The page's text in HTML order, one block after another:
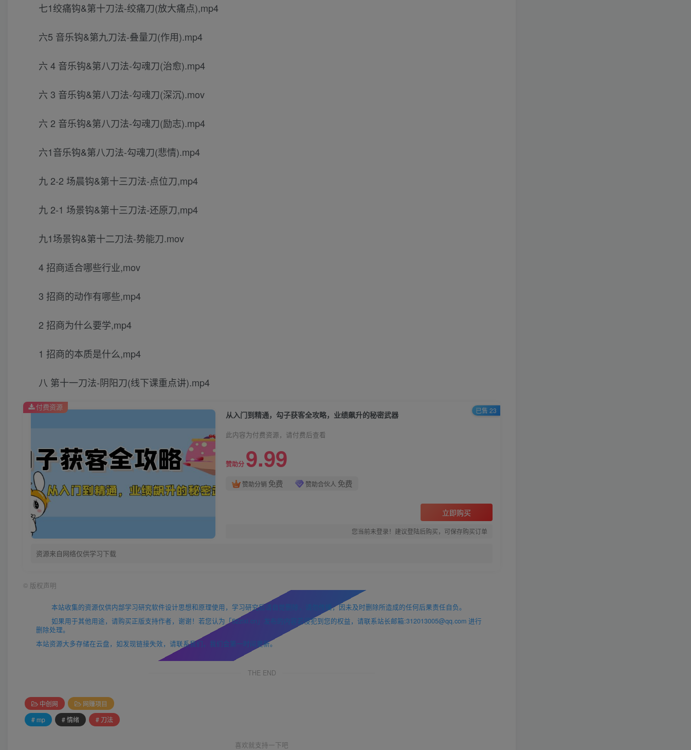
七1绞痛钩&第十刀法-绞痛刀(放大痛点),mp4
六5 音乐钩&第九刀法-叠量刀(作用).mp4
六 4 音乐钩&第八刀法-勾魂刀(治愈).mp4
六 3 音乐钩&第八刀法-勾魂刀(深沉).mov
六 2 音乐钩&第八刀法-勾魂刀(励志).mp4
六1音乐钩&第八刀法-勾魂刀(悲情).mp4
九 2-2 场晨钩&第十三刀法-点位刀,mp4
九 2-1 场景钩&第十三刀法-还原刀,mp4
九1场景钩&第十二刀法-势能刀.mov
4 招商适合哪些行业,mov
3 招商的动作有哪些,mp4
2 招商为什么要学,mp4
1 招商的本质是什么,mp4
八 第十一刀法-阴阳刀(线下课重点讲).mp4
从入门到精通，勾子获客全攻略，业绩飙升的秘密武器
此内容为付费资源，请付费后查看
赞助分 9.99
赞助分销 免费 赞助合伙人 免费
立即购买
您当前未登录！建议登陆后购买，可保存购买订单
资源来自网络仅供学习下载
付费资源 已售 23
© 版权声明
本站收集的资源仅供内部学习研究软件设计思想和原理使用，学习研究后请自觉删除，请勿传播，因未及时删除所造成的任何后果责任自负。
如果用于其他用途，请购买正版支持作者，谢谢！若您认为「52zixi.cn」发布的内容若侵犯到您的权益，请联系站长邮箱:312013005@qq.com 进行
删除处理。
本站资源大多存储在云盘，如发现链接失效，请联系我们，我们会第一时间更新。
THE END
中创网
网赚项目
# mp
# 情绪 # 刀法
喜欢就支持一下吧